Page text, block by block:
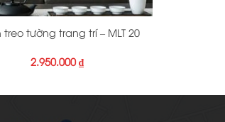
treo tường trang trí – MLT 20
2.950.000₫